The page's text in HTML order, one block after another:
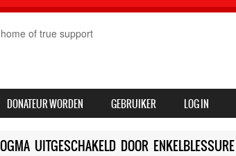
DONATEUR WORDEN GEBRUIKER LOG IN
UITGESCHAKELD DOOR ENKELBLESSURE